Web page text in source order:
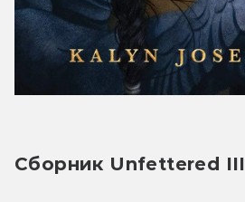
Сборник Unfettered III